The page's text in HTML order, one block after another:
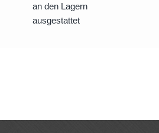
an den Lagern
ausgestattet